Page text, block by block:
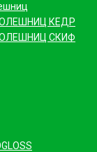
КЕДР
СКИФ